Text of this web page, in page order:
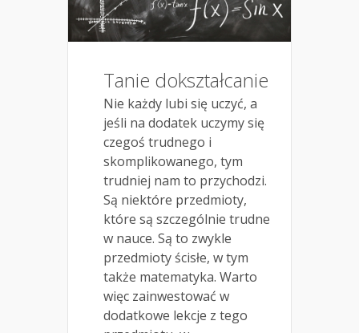
Tanie dokształcanie
Nie każdy lubi się uczyć, a
jeśli na dodatek uczymy się
czegoś trudnego i
skomplikowanego, tym
trudniej nam to przychodzi.
Są niektóre przedmioty,
które są szczególnie trudne
w nauce. Są to zwykle
przedmioty ścisłe, w tym
także matematyka. Warto
więc zainwestować w
dodatkowe lekcje z tego